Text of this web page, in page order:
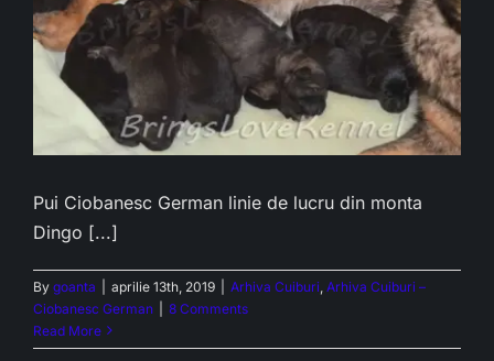
Pui Ciobanesc German linie de lucru din monta
Dingo [...]
By goanta aprilie 13th, 2019 Arhiva Cuiburi Arhiva Cuiburi –
Ciobanesc German
8 Comments
Read More